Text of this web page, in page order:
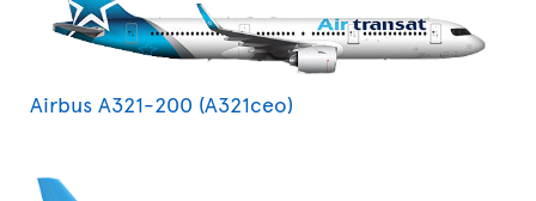
Airbus A321-200 (A321ceo)